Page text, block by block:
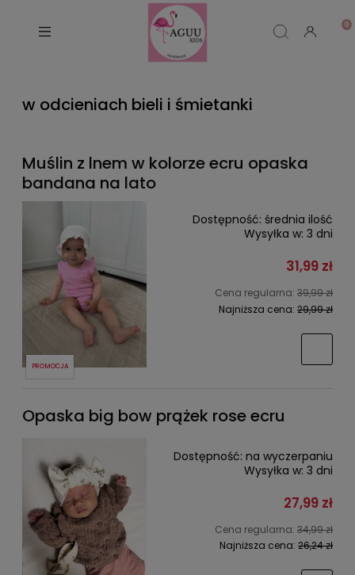
w odcieniach bieli i śmietanki
Muślin z lnem w kolorze ecru opaska
bandana na lato
Dostępność: średnia ilość
Wysyłka w: 3 dni
31,99 zł
Cena regularna: 39,99 zł
Najniższa cena: 29,99 zł
PROMOCJA
Opaska big bow prążek rose ecru
Dostępność: na wyczerpaniu
Wysyłka w: 3 dni
27,99 zł
Cena regularna: 34,99 zł
Najniższa cena: 26,24 zł